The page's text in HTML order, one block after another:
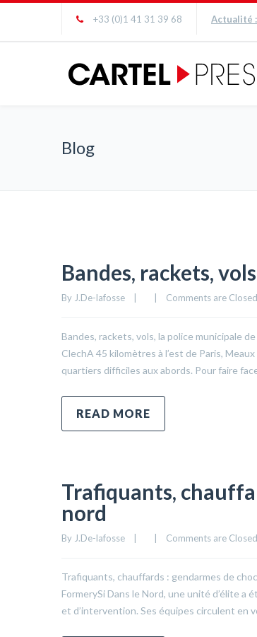
+33 (0)1 41 31 39 68 Actualité
Blog
Bandes, rackets,
By J.De-lafosse Comments are Closed
Bandes, rackets, vols, la police municipale
ClechA 45 kilomètres à l’est de Paris,
quartiers difficiles aux abords. Pour faire
READ MORE
Trafiquants,
nord
By J.De-lafosse Comments are Closed
Trafiquants, chauffards : gendarmes de
FormerySi Dans le Nord, une unité d’élite
et d’intervention. Ses équipes circulent en